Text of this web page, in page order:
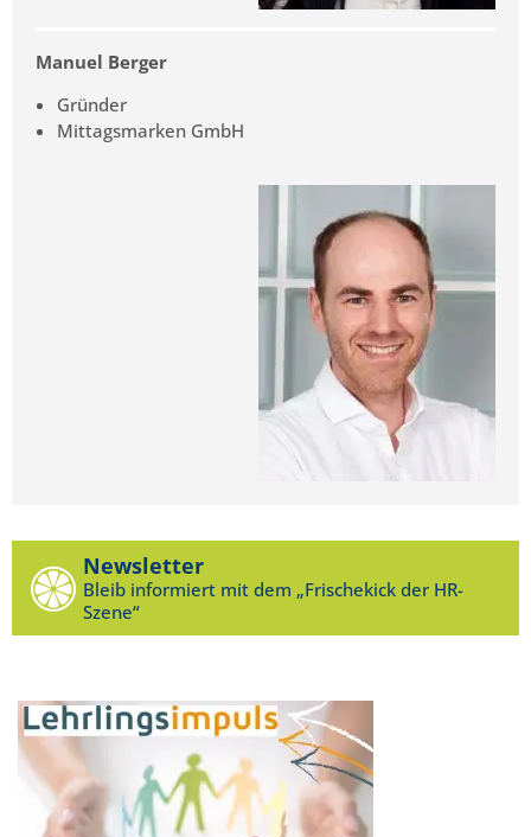
Manuel Berger
Gründer
Mittagsmarken GmbH
Newsletter
Bleib informiert mit dem „Frischekick der HR-
Szene“